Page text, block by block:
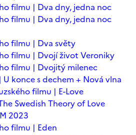
filmu | Dva dny, jedna noc
filmu | Dva dny, jedna noc
filmu | Dva světy
filmu | Dvojí život Veroniky
filmu | Dvojitý milenec
| U konce s dechem + Nová vlna
filmu | E-Love
Swedish Theory of Love
2023
filmu | Eden